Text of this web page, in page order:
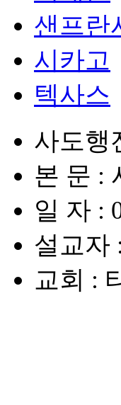
샌프란
시카고
텍사스
사도행
본 문 :
일 자 :
설교자
교회 :